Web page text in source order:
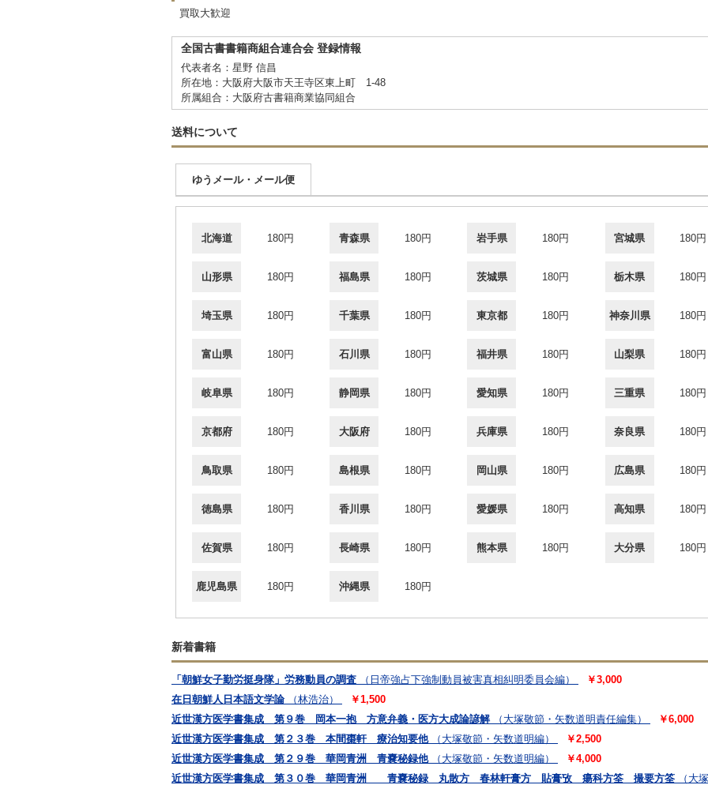
買取大歓迎
全国古書書籍商組合連合会 登録情報
代表者名：星野 信昌
所在地：大阪府大阪市天王寺区東上町 1-48
所属組合：大阪府古書籍商業協同組合
送料について
ゆうメール・メール便
北海道 180円 青森県 180円 岩手県 180円 宮城県 180円
山形県 180円 福島県 180円 茨城県 180円 栃木県 180円
埼玉県 180円 千葉県 180円 東京都 180円 神奈川県 180円
富山県 180円 石川県 180円 福井県 180円 山梨県 180円
岐阜県 180円 静岡県 180円 愛知県 180円 三重県 180円
京都府 180円 大阪府 180円 兵庫県 180円 奈良県 180円
鳥取県 180円 島根県 180円 岡山県 180円 広島県 180円
徳島県 180円 香川県 180円 愛媛県 180円 高知県 180円
佐賀県 180円 長崎県 180円 熊本県 180円 大分県 180円
鹿児島県 180円 沖縄県 180円
新着書籍
「朝鮮女子勤労挺身隊」労務動員の調査 （日帝強占下強制動員被害真相糾明委員会編）
￥3,000
在日朝鮮人日本語文学論
（林浩治）
￥1,500
近世漢方医学書集成 第９巻 岡本一抱 方意弁義・医方大成論諺解
（大塚敬節・矢数道明責任編集）
￥6,000
近世漢方医学書集成 第２３巻 本間棗軒 療治知要他
（大塚敬節・矢数道明編）
￥2,500
近世漢方医学書集成 第２９巻 華岡青洲 青嚢秘録他
（大塚敬節・矢数道明編）
￥4,000
近世漢方医学書集成 第３０巻 華岡青洲 青嚢秘録 丸散方 春林軒膏方 貼膏攷 瘍科方筌 撮要方筌
（大